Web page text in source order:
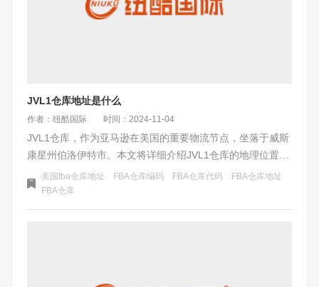
JVL1仓库地址是什么
作者：纽酷国际 时间：2024-11-04
JVL1仓库，作为亚马逊在美国的重要物流节点，坐落于威斯
康星州伯洛伊特市。本文将详细介绍JVL1仓库的地理位置、
规模、交通优势以及伯洛伊特市的人口、购物习惯和周末活
动，为读者提供全面的背景信息。
美国fba仓库地址 FBA仓库编码 FBA仓库代码
FBA仓库地址
FBA仓库